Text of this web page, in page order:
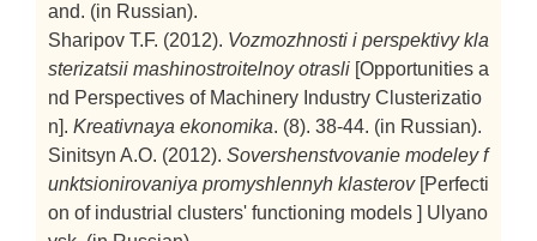
and. (in Russian).
Sharipov T.F. (2012). Vozmozhnosti i perspektivy kla
sterizatsii mashinostroitelnoy otrasli [Opportunities a
nd Perspectives of Machinery Industry Clusterizatio
n]. Kreativnaya ekonomika. (8). 38-44. (in Russian).
Sinitsyn A.O. (2012). Sovershenstvovanie modeley f
unktsionirovaniya promyshlennyh klasterov[Perfecti
on of industrial clusters' functioning models ] Ulyano